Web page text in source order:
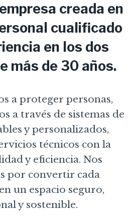
creada en
cualificado
en los dos
más de 30 años.
a proteger personas,
a través de sistemas de
y personalizados,
técnicos con la
y eficiencia. Nos
por convertir cada
un espacio seguro,
y sostenible.